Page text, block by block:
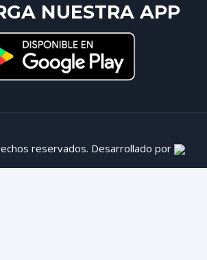
NUESTRA APP
reservados. Desarrollado por